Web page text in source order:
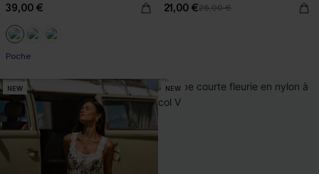
39,00 €
Poche
21,00 €26,00 €
NEW NEW